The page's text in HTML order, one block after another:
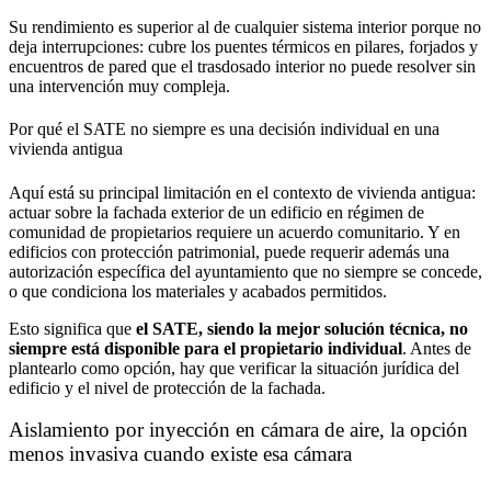
Su rendimiento es superior al de cualquier sistema interior porque no
deja interrupciones: cubre los puentes térmicos en pilares, forjados y
encuentros de pared que el trasdosado interior no puede resolver sin
una intervención muy compleja.
Por qué el SATE no siempre es una decisión individual en una
vivienda antigua
Aquí está su principal limitación en el contexto de vivienda antigua:
actuar sobre la fachada exterior de un edificio en régimen de
comunidad de propietarios requiere un acuerdo comunitario. Y en
edificios con protección patrimonial, puede requerir además una
autorización específica del ayuntamiento que no siempre se concede,
o que condiciona los materiales y acabados permitidos.
Esto significa que el SATE, siendo la mejor solución técnica, no
siempre está disponible para el propietario individual. Antes de
plantearlo como opción, hay que verificar la situación jurídica del
edificio y el nivel de protección de la fachada.
Aislamiento por inyección en cámara de aire, la opción
menos invasiva cuando existe esa cámara